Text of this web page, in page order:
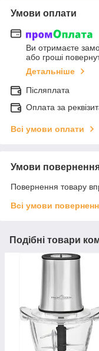
Умови оплати
Ви отримаєте
або гроші
Детальніше
Післяплата
Оплата за
Всі умови оплати
Умови
Повернення товару
Всі умови
Подібні товари